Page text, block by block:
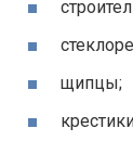
щипцы;